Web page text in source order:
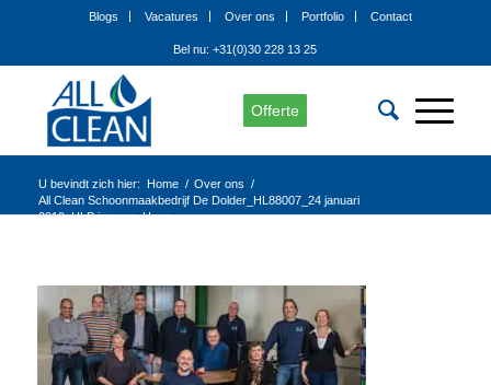
Blogs Vacatures Over ons Portfolio Contact
Bel nu: +31(0)30 228 13 25
Offerte
U bevindt zich hier: Home / Over ons /
All Clean Schoonmaakbedrijf De Dolder_HL88007_24 januari
2019_HLP images_Hans...